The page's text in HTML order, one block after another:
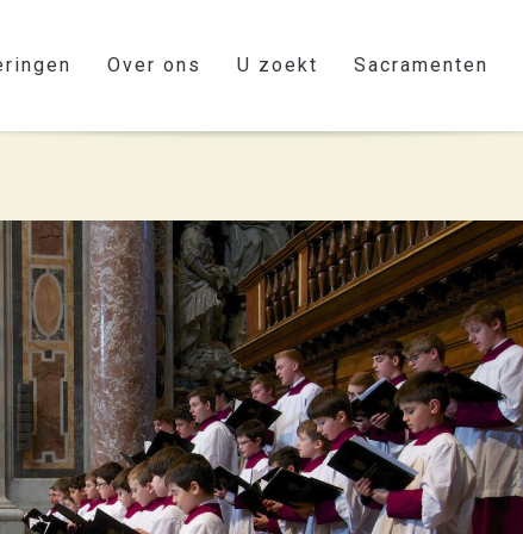
Over ons U zoekt Sacramenten